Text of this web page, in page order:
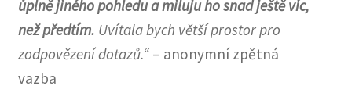
úplně jiného pohledu a miluju ho snad ještě víc,
než předtím. Uvítala bych větší prostor pro
zodpovězení dotazů.“– anonymní zpětná
vazba